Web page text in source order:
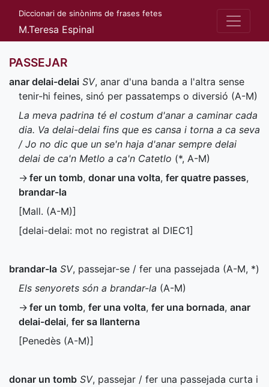
Diccionari de sinònims de frases fetes
M.Teresa Espinal
PASSEJAR
anar delai-delai SV, anar d'una banda a l'altra sense
tenir-hi feines, sinó per passatemps o diversió (A-M)
La meva padrina té el costum d'anar a caminar cada
dia. Va delai-delai fins que es cansa i torna a ca seva
/ Jo no dic que un se'n haja d'anar sempre delai
delai de ca'n Metlo a ca'n Catetlo (*, A-M)
→ fer un tomb, donar una volta, fer quatre passes,
brandar-la
[Mall. (A-M)]
[delai-delai: mot no registrat al DIEC1]
brandar-la SV, passejar-se / fer una passejada (A-M, *)
Els senyorets són a brandar-la (A-M)
→ fer un tomb, fer una volta, fer una bornada, anar
delai-delai, fer sa llanterna
[Penedès (A-M)]
donar un tomb SV, passejar / fer una passejada curta i